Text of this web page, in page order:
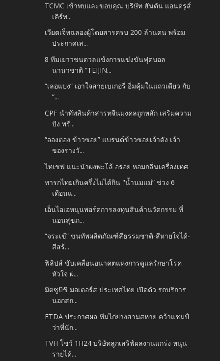
TCMC เข้าพบและขอบคุณ บริษัท ฮันตัน แอนดรูส์
เคิร์ท...
เวียตเจ็ทฉลองผู้โดยสารครบ 200 ล้านคน พร้อม
ประกาศเส...
8 ทีมเยาวชนดวลแข้งการแข่งขันฟุตบอล
นานาชาติ “TEIJIN...
“เลอแปง” เอาใจสายเบเกอรี่ อิ่มคุ้มในแถวเดียว กับ
“...
CPF นำทัพสินค้าสารทจีนมงคลถูกหลัก เสริมความ
ปัง พร้...
“อองตอง ข้าวซอย” แบรนด์ข้าวซอยเจ้าดัง เจ้า
ของรางวั...
ไทเชฟ แนะนำผงพะโล้ อร่อย หอมกลิ่นเครื่องเทศ
ทารกไทยเกินครึ่งไม่ได้กิน "น้ำนมแม่” ช่วง 6
เดือนแ...
เอ็นไอเอหนุนพอร์ตการลงทุนสินค้านวัตกรรม ที่
นอนสุขภ...
“จระเข้” ขนทัพผลิตภัณฑ์สีธรรมชาติ-สีหายใจได้-
สีสร้...
ฟิลิปส์ ขับเคลื่อนอนาคตแห่งการดูแลรักษาโรค
หัวใจ ผ่...
มิตซูบิชิ มอเตอร์ส ประเทศไทย เปิดตัว รถบริการ
นอกสถ...
ETDA ประกาศผล ทีมไก่ย่างสามสหาย คว้าแชมป์
ว่าที่นัก...
TVH โชว์ 1H24 บริษัทลูกเสริฟ์ผลงานแกร่ง หนุน
รายได้...